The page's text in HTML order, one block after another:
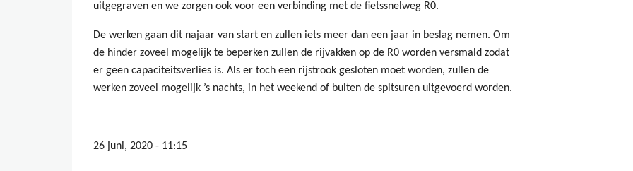
uitgegraven en we zorgen ook voor een verbinding met de fietssnelweg R0.
De werken gaan dit najaar van start en zullen iets meer dan een jaar in beslag nemen. Om
de hinder zoveel mogelijk te beperken zullen de rijvakken op de R0 worden versmald zodat
er geen capaciteitsverlies is. Als er toch een rijstrook gesloten moet worden, zullen de
werken zoveel mogelijk ’s nachts, in het weekend of buiten de spitsuren uitgevoerd worden.
26 juni, 2020 - 11:15